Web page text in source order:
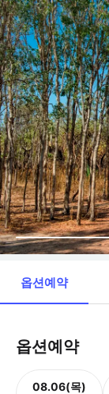
옵션예약
옵션예약
08.06(목)